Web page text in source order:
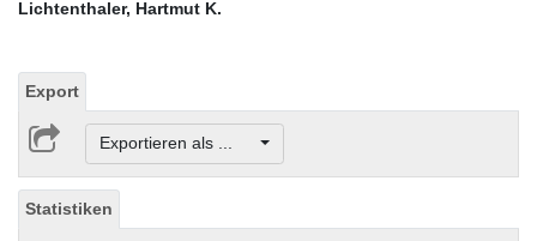
Lichtenthaler, Hartmut K.
Export
Exportieren als ...
Statistiken